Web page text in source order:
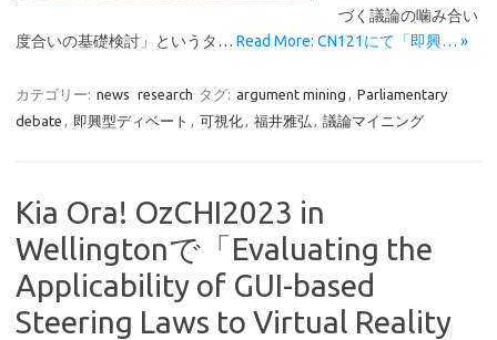
づく議論の噛み合い
度合いの基礎検討」というタ… Read More: CN121にて「即興… »
カテゴリー: news research タグ: argument mining , Parliamentary
debate , 即興型ディベート , 可視化, 福井雅弘 , 議論マイニング
Kia Ora! OzCHI2023 in
Wellingtonで「Evaluating the
Applicability of GUI-based
Steering Laws to Virtual Reality